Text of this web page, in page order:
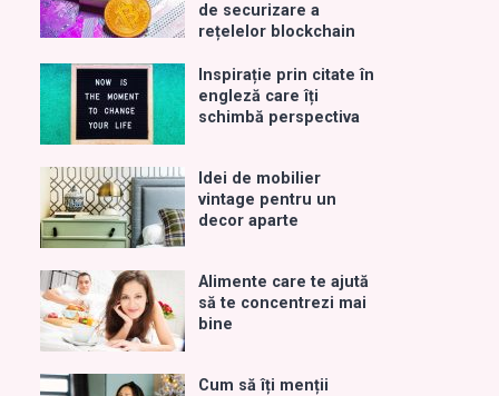
de securizare a
rețelelor blockchain
Inspirație prin citate în
engleză care îți
schimbă perspectiva
Idei de mobilier
vintage pentru un
decor aparte
Alimente care te ajută
să te concentrezi mai
bine
Cum să îți menții